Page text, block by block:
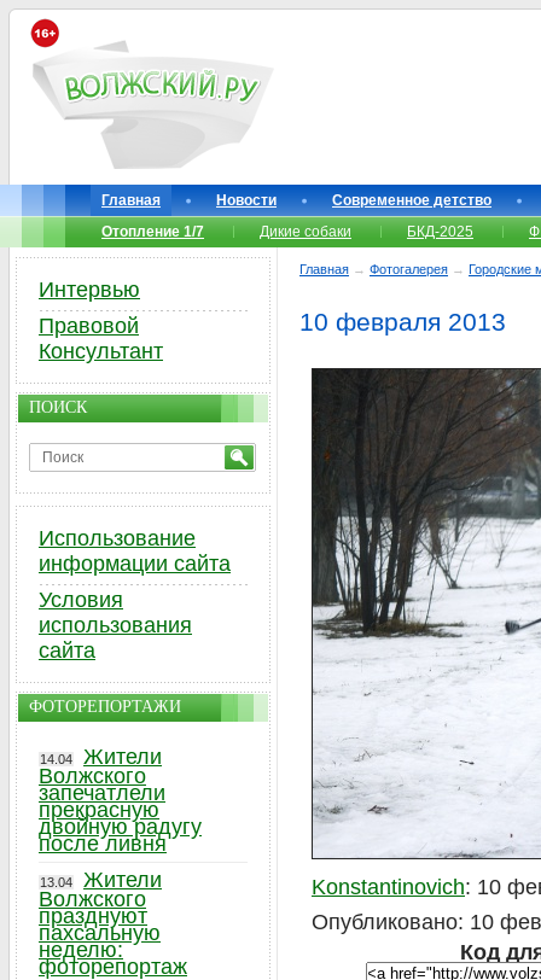
Главная Новости
Современное детство
Отопление 1/7
Дикие собаки БКД-2025
Главная → Фотогалерея → Городские
10 февраля 2013
Konstantinovich: 10
Опубликовано: 10
Код
Интервью
Правовой
Консультант
ПОИСК
Использование
информации сайта
Условия
использования
сайта
ФОТОРЕПОРТАЖИ
14.04
Жители
Волжского
запечатлели
прекрасную
двойную радугу
после ливня
13.04
Жители
Волжского
празднуют
пахсальную
неделю:
фоторепортаж